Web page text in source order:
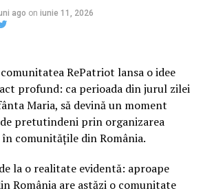
ago on iunie 11, 2026
RePatriot lansa o idee
profund: ca perioada din jurul zilei
Maria, să devină un moment
pretutindeni prin organizarea
comunitățile din România.
la o realitate evidentă: aproape
România are astăzi o comunitate